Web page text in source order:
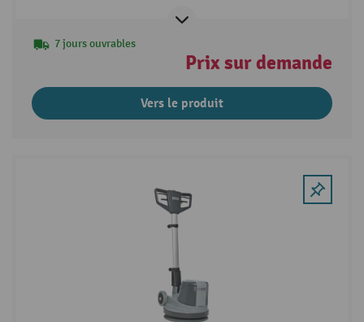
7 jours ouvrables
Prix sur demande
Vers le produit